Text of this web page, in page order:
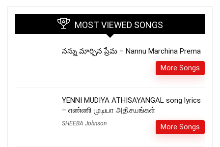
MOST VIEWED SONGS
నన్ను మార్చిన ప్రేమ – Nannu Marchina Prema
More Songs
YENNI MUDIYA ATHISAYANGAL song lyrics
– எண்ணி முடியா அதிசயங்கள்
SHEEBA Johnson More Songs